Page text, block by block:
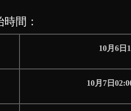
間：
10月6日
10月7日